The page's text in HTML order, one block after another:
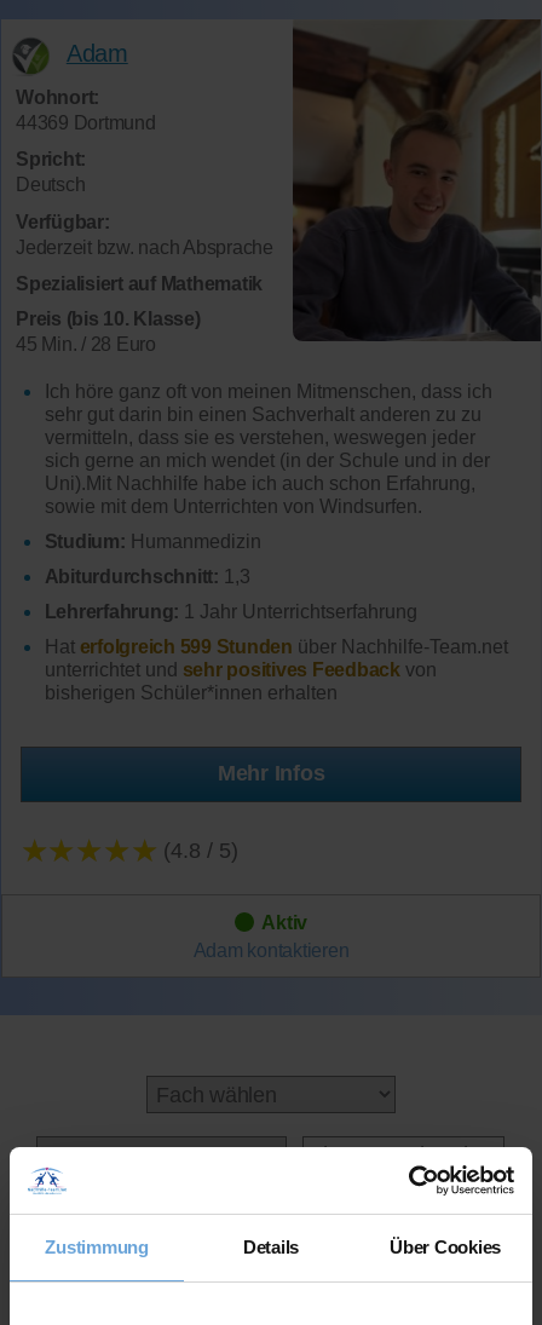
Zustimmung Details Über Cookies
Adam
Wohnort:
44369 Dortmund
Spricht:
Deutsch
Verfügbar:
Jederzeit bzw. nach Absprache
Spezialisiert auf Mathematik
Preis (bis 10. Klasse)
45 Min. / 28 Euro
Ich höre ganz oft von meinen Mitmenschen, dass ich
sehr gut darin bin einen Sachverhalt anderen zu zu
vermitteln, dass sie es verstehen, weswegen jeder
sich gerne an mich wendet (in der Schule und in der
Uni).Mit Nachhilfe habe ich auch schon Erfahrung,
sowie mit dem Unterrichten von Windsurfen.
Studium: Humanmedizin
Abiturdurchschnitt: 1,3
Lehrerfahrung: 1 Jahr Unterrichtserfahrung
Hat erfolgreich 599 Stunden über Nachhilfe-Team.net
unterrichtet und sehr positives Feedback von
bisherigen Schüler*innen erhalten
Mehr Infos
★★★★★ (4.8 / 5)
Aktiv
Adam kontaktieren
Online-Unterricht